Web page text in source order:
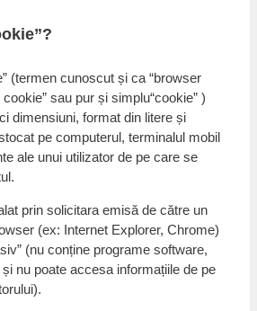
(termen cunoscut și ca “browser
sau pur și simplu“cookie” )
dimensiuni, format din litere și
pe computerul, terminalul mobil
ale unui utilizator de pe care se
prin solicitara emisă de către un
(ex: Internet Explorer, Chrome)
(nu conține programe software,
nu poate accesa informațiile de pe